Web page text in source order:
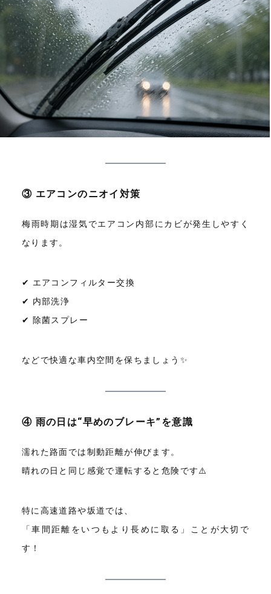
③ エアコンのニオイ対策
梅雨時期は湿気でエアコン内部にカビが発生しやすく
なります。
✔ エアコンフィルター交換
✔ 内部洗浄
✔ 除菌スプレー
などで快適な車内空間を保ちましょう✨
④ 雨の日は“早めのブレーキ”を意識
濡れた路面では制動距離が伸びます。
晴れの日と同じ感覚で運転すると危険です⚠️
特に高速道路や坂道では、
「車間距離をいつもより長めに取る」ことが大切で
す！